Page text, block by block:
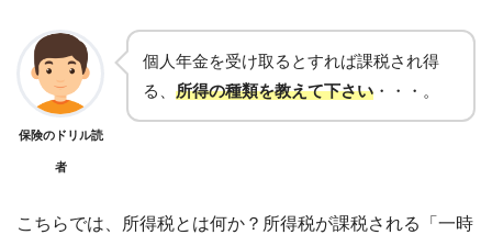
保険のドリル読
者
個人年金を受け取るとすれば課税され得
る、 所得の種類を教えて下さい ・・・。
こちらでは、
所得税とは何か？所得税が課税される「一時